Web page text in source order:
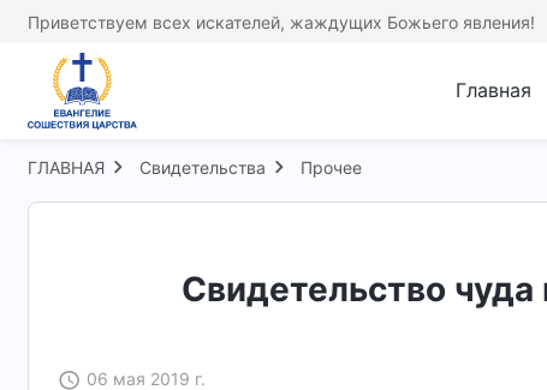
Приветствуем всех искателей, жаждущих Божьего явления!
Главная
ГЛАВНАЯ Свидетельства Прочее
Свидетельство
06 мая 2019 г.